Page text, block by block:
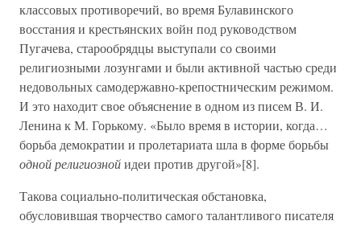
классовых противоречий, во время Булавинского
восстания и крестьянских войн под руководством
Пугачева, старообрядцы выступали со своими
религиозными лозунгами и были активной частью среди
недовольных самодержавно-крепостническим режимом.
И это находит свое объяснение в одном из писем В. И.
Ленина к М. Горькому. «Было время в истории, когда…
борьба демократии и пролетариата шла в форме борьбы
одной религиознойидеи против другой»[8].
Такова социально-политическая обстановка,
обусловившая творчество самого талантливого писателя